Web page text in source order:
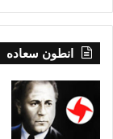
انطون سعاده